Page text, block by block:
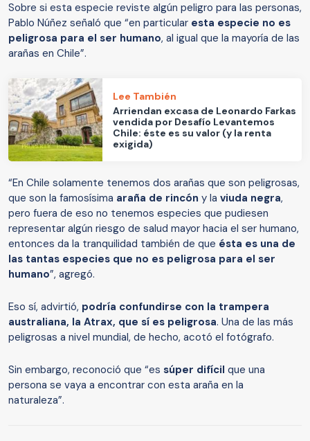
Sobre si esta especie reviste algún peligro para las personas,
Pablo Núñez señaló que “en particular esta especie no es
peligrosa para el ser humano, al igual que la mayoría de las
arañas en Chile”.
Lee También
Arriendan excasa de Leonardo Farkas
vendida por Desafío Levantemos
Chile: éste es su valor (y la renta
exigida)
“En Chile solamente tenemos dos arañas que son peligrosas,
que son la famosísima araña de rincón y la viuda negra,
pero fuera de eso no tenemos especies que pudiesen
representar algún riesgo de salud mayor hacia el ser humano,
entonces da la tranquilidad también de que ésta es una de
las tantas especies que no es peligrosa para el ser
humano”, agregó.
Eso sí, advirtió, podría confundirse con la trampera
australiana, la Atrax, que sí es peligrosa. Una de las más
peligrosas a nivel mundial, de hecho, acotó el fotógrafo.
Sin embargo, reconoció que “es súper difícil que una
persona se vaya a encontrar con esta araña en la
naturaleza”.